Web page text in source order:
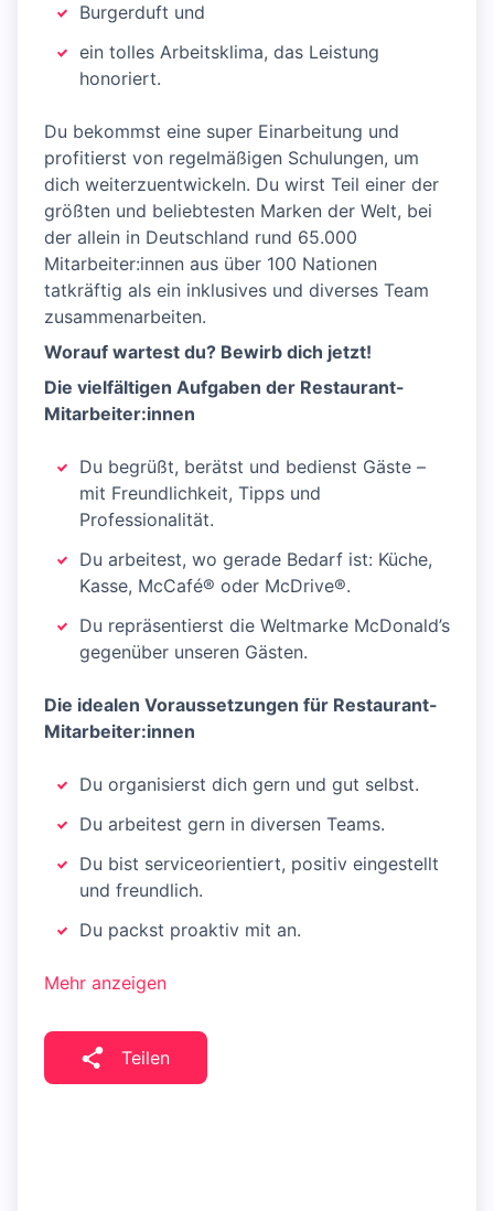
Burgerduft und
ein tolles Arbeitsklima, das Leistung
honoriert.
Du bekommst eine super Einarbeitung und
profitierst von regelmäßigen Schulungen, um
dich weiterzuentwickeln. Du wirst Teil einer der
größten und beliebtesten Marken der Welt, bei
der allein in Deutschland rund 65.000
Mitarbeiter:innen aus über 100 Nationen
tatkräftig als ein inklusives und diverses Team
zusammenarbeiten.
Worauf wartest du? Bewirb dich jetzt!
Die vielfältigen Aufgaben der Restaurant-
Mitarbeiter:innen
Du begrüßt, berätst und bedienst Gäste –
mit Freundlichkeit, Tipps und
Professionalität.
Du arbeitest, wo gerade Bedarf ist: Küche,
Kasse, McCafé® oder McDrive®.
Du repräsentierst die Weltmarke McDonald’s
gegenüber unseren Gästen.
Die idealen Voraussetzungen für Restaurant-
Mitarbeiter:innen
Du organisierst dich gern und gut selbst.
Du arbeitest gern in diversen Teams.
Du bist serviceorientiert, positiv eingestellt
und freundlich.
Du packst proaktiv mit an.
Mehr anzeigen
Teilen